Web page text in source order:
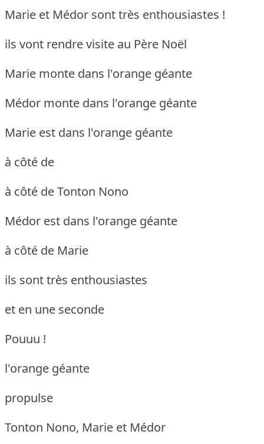
Marie et Médor sont très enthousiastes !
ils vont rendre visite au Père Noël
Marie monte dans l'orange géante
Médor monte dans l'orange géante
Marie est dans l'orange géante
à côté de
à côté de Tonton Nono
Médor est dans l'orange géante
à côté de Marie
ils sont très enthousiastes
et en une seconde
Pouuu !
l'orange géante
propulse
Tonton Nono, Marie et Médor